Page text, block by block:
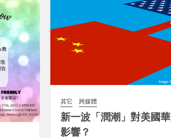
其它 跨媒體
新一波「潤潮」對美國
影響？